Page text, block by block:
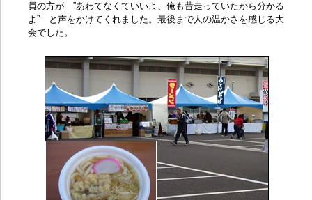
員の方が ”あわてなくていいよ、俺も昔走っていたから分かる
よ” と声をかけてくれました。最後まで人の温かさを感じる大
会でした。